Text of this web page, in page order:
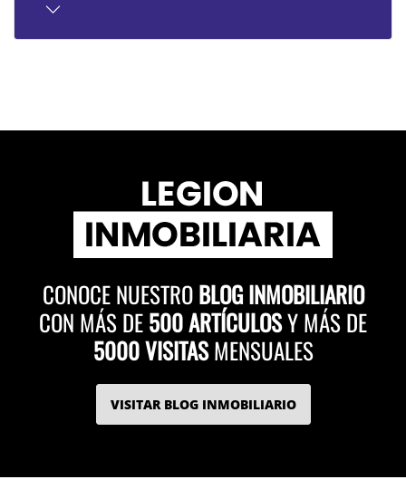
CONOCE NUESTROBLOG INMOBILIARIO
CON MÁS DE500 ARTÍCULOSY MÁS DE
5000 VISITASMENSUALES
VISITAR BLOG INMOBILIARIO